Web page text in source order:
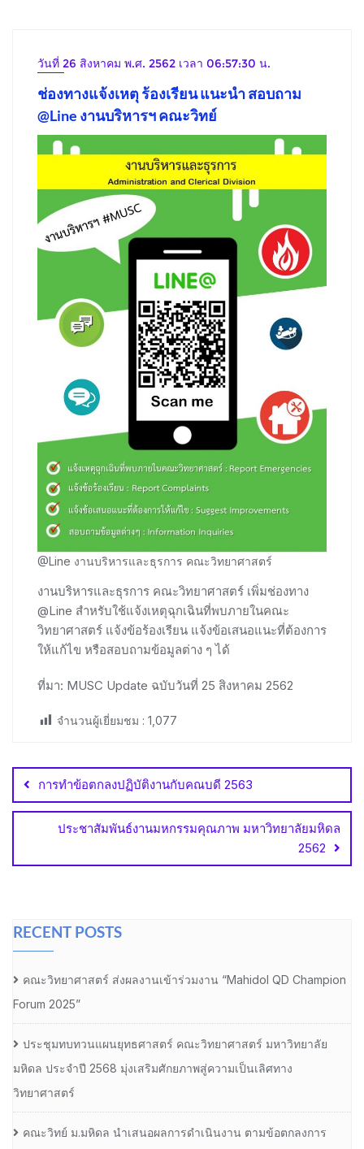
วันที่ 26 สิงหาคม พ.ศ. 2562 เวลา 06:57:30 น.
ช่องทางแจ้งเหตุ ร้องเรียน แนะนำ สอบถาม
@Line งานบริหารฯ คณะวิทย์
@Line งานบริหารและธุรการ คณะวิทยาศาสตร์
งานบริหารและธุรการ คณะวิทยาศาสตร์ เพิ่มช่องทาง
@Line สำหรับใช้แจ้งเหตุฉุกเฉินที่พบภายในคณะ
วิทยาศาสตร์ แจ้งข้อร้องเรียน แจ้งข้อเสนอแนะที่ต้องการ
ให้แก้ไข หรือสอบถามข้อมูลต่าง ๆ ได้
ที่มา: MUSC Update ฉบับวันที่ 25 สิงหาคม 2562
จำนวนผู้เยี่ยมชม : 1,077
navigation
การทำข้อตกลงปฏิบัติงานกับคณบดี 2563
ประชาสัมพันธ์งานมหกรรมคุณภาพ มหาวิทยาลัยมหิดล
2562
RECENT POSTS
คณะวิทยาศาสตร์ ส่งผลงานเข้าร่วมงาน “Mahidol QD Champion
Forum 2025”
ประชุมทบทวนแผนยุทธศาสตร์ คณะวิทยาศาสตร์ มหาวิทยาลัย
มหิดล ประจำปี 2568 มุ่งเสริมศักยภาพสู่ความเป็นเลิศทาง
วิทยาศาสตร์
คณะวิทย์ ม.มหิดล นำเสนอผลการดำเนินงาน ตามข้อตกลงการ